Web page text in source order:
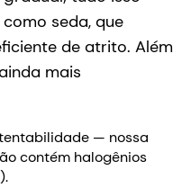
— nossa
contém halogênios
polímeros, como o
de projeto exigentes.
para a aprovação
dados de
tudo